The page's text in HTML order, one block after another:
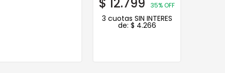
35% OFF
3 cuotas SIN INTERES
4.266
3 cuotas SIN